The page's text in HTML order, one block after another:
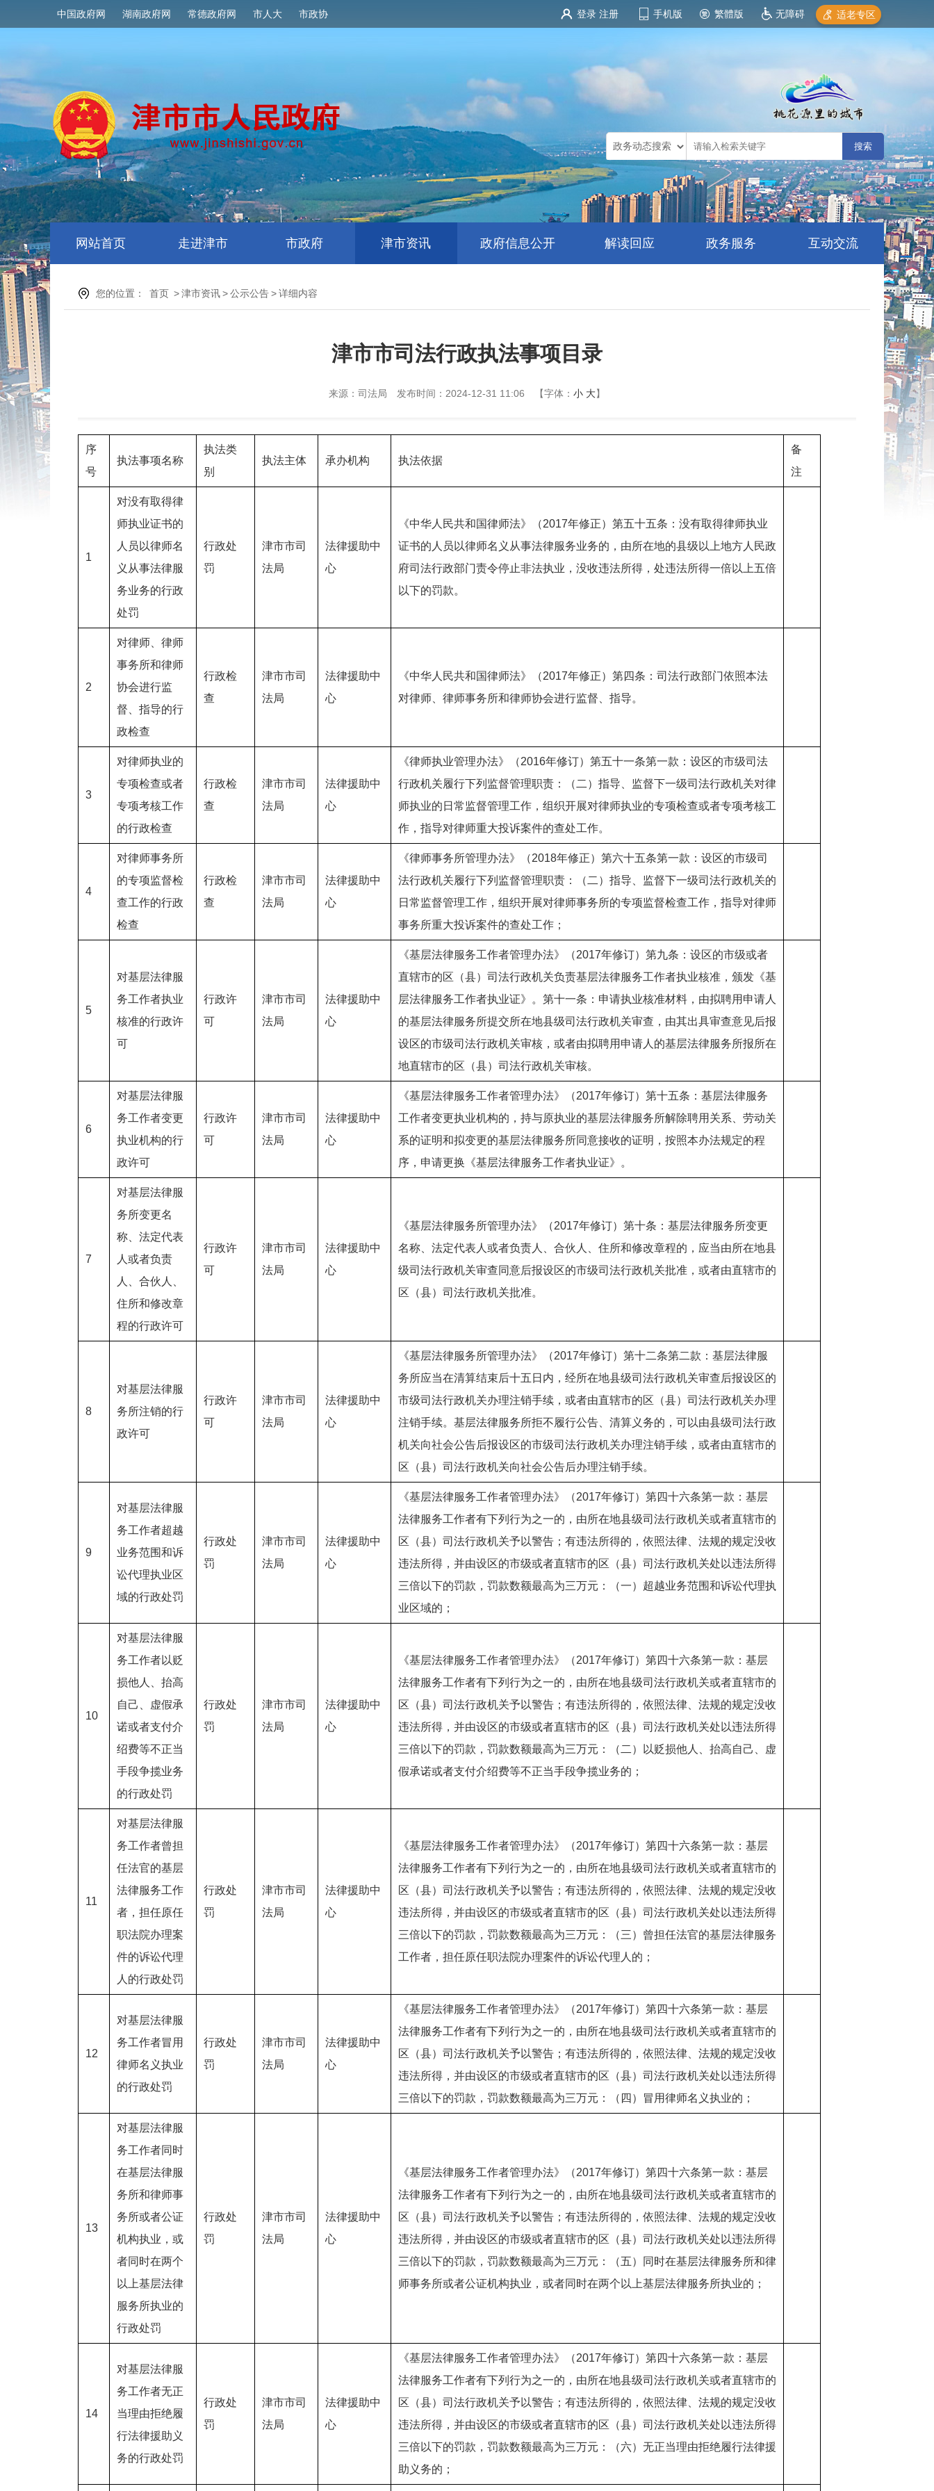
中国政府网 湖南政府网 常德政府网 市人大 市政协 登录 注册 手机版 繁體版 无障碍 适老专区
网站首页 走进津市 市政府 津市资讯 政府信息公开 解读回应 政务服务 互动交流
您的位置： 首页 >津市资讯>公示公告>详细内容
津市市司法行政执法事项目录
来源：司法局 发布时间：2024-12-31 11:06 【字体： 小 大】
序
号
执法事项名称
执法类
别
执法主体 承办机构 执法依据
备
注
1
对没有取得律
师执业证书的
人员以律师名
义从事法律服
务业务的行政
处罚
行政处
罚
津市市司
法局
法律援助中
心
《中华人民共和国律师法》（2017年修正）第五十五条：没有取得律师执业
证书的人员以律师名义从事法律服务业务的，由所在地的县级以上地方人民政
府司法行政部门责令停止非法执业，没收违法所得，处违法所得一倍以上五倍
以下的罚款。
2
对律师、律师
事务所和律师
协会进行监
督、指导的行
政检查
行政检
查
津市市司
法局
法律援助中
心
《中华人民共和国律师法》（2017年修正）第四条：司法行政部门依照本法
对律师、律师事务所和律师协会进行监督、指导。
3
对律师执业的
专项检查或者
专项考核工作
的行政检查
行政检
查
津市市司
法局
法律援助中
心
《律师执业管理办法》（2016年修订）第五十一条第一款：设区的市级司法
行政机关履行下列监督管理职责：（二）指导、监督下一级司法行政机关对律
师执业的日常监督管理工作，组织开展对律师执业的专项检查或者专项考核工
作，指导对律师重大投诉案件的查处工作。
4
对律师事务所
的专项监督检
查工作的行政
检查
行政检
查
津市市司
法局
法律援助中
心
《律师事务所管理办法》（2018年修正）第六十五条第一款：设区的市级司
法行政机关履行下列监督管理职责：（二）指导、监督下一级司法行政机关的
日常监督管理工作，组织开展对律师事务所的专项监督检查工作，指导对律师
事务所重大投诉案件的查处工作；
5
对基层法律服
务工作者执业
核准的行政许
可
行政许
可
津市市司
法局
法律援助中
心
《基层法律服务工作者管理办法》（2017年修订）第九条：设区的市级或者
直辖市的区（县）司法行政机关负责基层法律服务工作者执业核准，颁发《基
层法律服务工作者执业证》。第十一条：申请执业核准材料，由拟聘用申请人
的基层法律服务所提交所在地县级司法行政机关审查，由其出具审查意见后报
设区的市级司法行政机关审核，或者由拟聘用申请人的基层法律服务所报所在
地直辖市的区（县）司法行政机关审核。
6
对基层法律服
务工作者变更
执业机构的行
政许可
行政许
可
津市市司
法局
法律援助中
心
《基层法律服务工作者管理办法》（2017年修订）第十五条：基层法律服务
工作者变更执业机构的，持与原执业的基层法律服务所解除聘用关系、劳动关
系的证明和拟变更的基层法律服务所同意接收的证明，按照本办法规定的程
序，申请更换《基层法律服务工作者执业证》。
7
对基层法律服
务所变更名
称、法定代表
人或者负责
人、合伙人、
住所和修改章
程的行政许可
行政许
可
津市市司
法局
法律援助中
心
《基层法律服务所管理办法》（2017年修订）第十条：基层法律服务所变更
名称、法定代表人或者负责人、合伙人、住所和修改章程的，应当由所在地县
级司法行政机关审查同意后报设区的市级司法行政机关批准，或者由直辖市的
区（县）司法行政机关批准。
8
对基层法律服
务所注销的行
政许可
行政许
可
津市市司
法局
法律援助中
心
《基层法律服务所管理办法》（2017年修订）第十二条第二款：基层法律服
务所应当在清算结束后十五日内，经所在地县级司法行政机关审查后报设区的
市级司法行政机关办理注销手续，或者由直辖市的区（县）司法行政机关办理
注销手续。基层法律服务所拒不履行公告、清算义务的，可以由县级司法行政
机关向社会公告后报设区的市级司法行政机关办理注销手续，或者由直辖市的
区（县）司法行政机关向社会公告后办理注销手续。
9
对基层法律服
务工作者超越
业务范围和诉
讼代理执业区
域的行政处罚
行政处
罚
津市市司
法局
法律援助中
心
《基层法律服务工作者管理办法》（2017年修订）第四十六条第一款：基层
法律服务工作者有下列行为之一的，由所在地县级司法行政机关或者直辖市的
区（县）司法行政机关予以警告；有违法所得的，依照法律、法规的规定没收
违法所得，并由设区的市级或者直辖市的区（县）司法行政机关处以违法所得
三倍以下的罚款，罚款数额最高为三万元：（一）超越业务范围和诉讼代理执
业区域的；
10
对基层法律服
务工作者以贬
损他人、抬高
自己、虚假承
诺或者支付介
绍费等不正当
手段争揽业务
的行政处罚
行政处
罚
津市市司
法局
法律援助中
心
《基层法律服务工作者管理办法》（2017年修订）第四十六条第一款：基层
法律服务工作者有下列行为之一的，由所在地县级司法行政机关或者直辖市的
区（县）司法行政机关予以警告；有违法所得的，依照法律、法规的规定没收
违法所得，并由设区的市级或者直辖市的区（县）司法行政机关处以违法所得
三倍以下的罚款，罚款数额最高为三万元：（二）以贬损他人、抬高自己、虚
假承诺或者支付介绍费等不正当手段争揽业务的；
11
对基层法律服
务工作者曾担
任法官的基层
法律服务工作
者，担任原任
职法院办理案
件的诉讼代理
人的行政处罚
行政处
罚
津市市司
法局
法律援助中
心
《基层法律服务工作者管理办法》（2017年修订）第四十六条第一款：基层
法律服务工作者有下列行为之一的，由所在地县级司法行政机关或者直辖市的
区（县）司法行政机关予以警告；有违法所得的，依照法律、法规的规定没收
违法所得，并由设区的市级或者直辖市的区（县）司法行政机关处以违法所得
三倍以下的罚款，罚款数额最高为三万元：（三）曾担任法官的基层法律服务
工作者，担任原任职法院办理案件的诉讼代理人的；
12
对基层法律服
务工作者冒用
律师名义执业
的行政处罚
行政处
罚
津市市司
法局
法律援助中
心
《基层法律服务工作者管理办法》（2017年修订）第四十六条第一款：基层
法律服务工作者有下列行为之一的，由所在地县级司法行政机关或者直辖市的
区（县）司法行政机关予以警告；有违法所得的，依照法律、法规的规定没收
违法所得，并由设区的市级或者直辖市的区（县）司法行政机关处以违法所得
三倍以下的罚款，罚款数额最高为三万元：（四）冒用律师名义执业的；
13
对基层法律服
务工作者同时
在基层法律服
务所和律师事
务所或者公证
机构执业，或
者同时在两个
以上基层法律
服务所执业的
行政处罚
行政处
罚
津市市司
法局
法律援助中
心
《基层法律服务工作者管理办法》（2017年修订）第四十六条第一款：基层
法律服务工作者有下列行为之一的，由所在地县级司法行政机关或者直辖市的
区（县）司法行政机关予以警告；有违法所得的，依照法律、法规的规定没收
违法所得，并由设区的市级或者直辖市的区（县）司法行政机关处以违法所得
三倍以下的罚款，罚款数额最高为三万元：（五）同时在基层法律服务所和律
师事务所或者公证机构执业，或者同时在两个以上基层法律服务所执业的；
14
对基层法律服
务工作者无正
当理由拒绝履
行法律援助义
务的行政处罚
行政处
罚
津市市司
法局
法律援助中
心
《基层法律服务工作者管理办法》（2017年修订）第四十六条第一款：基层
法律服务工作者有下列行为之一的，由所在地县级司法行政机关或者直辖市的
区（县）司法行政机关予以警告；有违法所得的，依照法律、法规的规定没收
违法所得，并由设区的市级或者直辖市的区（县）司法行政机关处以违法所得
三倍以下的罚款，罚款数额最高为三万元：（六）无正当理由拒绝履行法律援
助义务的；